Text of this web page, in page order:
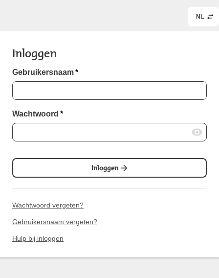
NL
Inloggen
Gebruikersnaam*
Wachtwoord *
Inloggen
Wachtwoord vergeten?
Gebruikersnaam vergeten?
Hulp bij inloggen